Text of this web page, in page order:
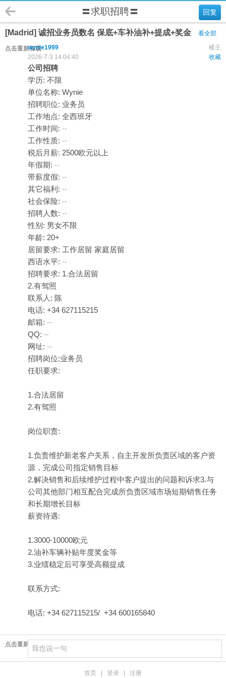
回复
〓求职招聘〓
[Madrid] 诚招业务员数名 保底+车补油补+提成+奖金 看全部
点击重新加载 楼主
wynie1999
收藏
2026-7-3 14:04:40
公司招聘
学历: 不限
单位名称: Wynie
招聘职位: 业务员
工作地点: 全西班牙
工作时间: --
工作性质: --
税后月薪: 2500欧元以上
年假期: --
带薪度假: --
其它福利: --
社会保险: --
招聘人数: --
性别: 男女不限
年龄: 20+
居留要求: 工作居留 家庭居留
西语水平: --
招聘要求: 1.合法居留
2.有驾照
联系人: 陈
电话: +34 627115215
邮箱: --
QQ: --
网址: --
招聘岗位:业务员
任职要求:
1.合法居留
2.有驾照
岗位职责:
1.负责维护新老客户关系，自主开发所负责区域的客户资
源，完成公司指定销售目标
2.解决销售和后续维护过程中客户提出的问题和诉求3.与
公司其他部门相互配合完成所负责区域市场短期销售任务
和长期增长目标
薪资待遇:
1.3000-10000欧元
2.油补车辆补贴年度奖金等
3.业绩稳定后可享受高额提成
联系方式:
电话: +34 627115215/ +34 600165840
点击重新加载
首页 登录 注册